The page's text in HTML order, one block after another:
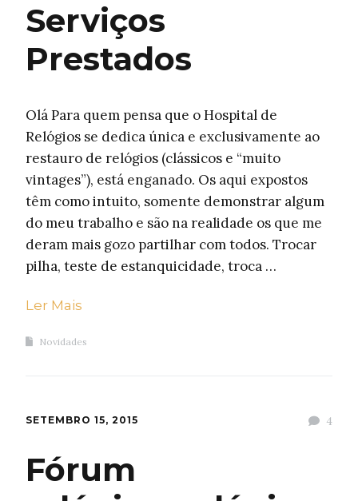
Serviços
Prestados
Olá Para quem pensa que o Hospital de
Relógios se dedica única e exclusivamente ao
restauro de relógios (clássicos e “muito
vintages”), está enganado. Os aqui expostos
têm como intuito, somente demonstrar algum
do meu trabalho e são na realidade os que me
deram mais gozo partilhar com todos. Trocar
pilha, teste de estanquicidade, troca …
Ler Mais
Novidades
4
SETEMBRO 15, 2015
Fórum